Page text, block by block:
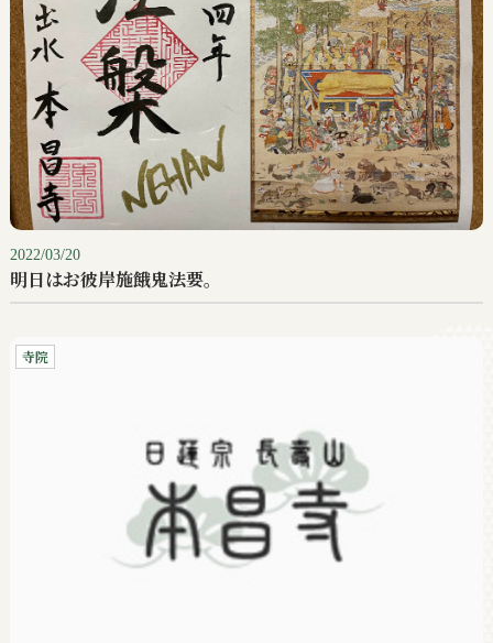
2022/03/20
明日はお彼岸施餓鬼法要。
寺院